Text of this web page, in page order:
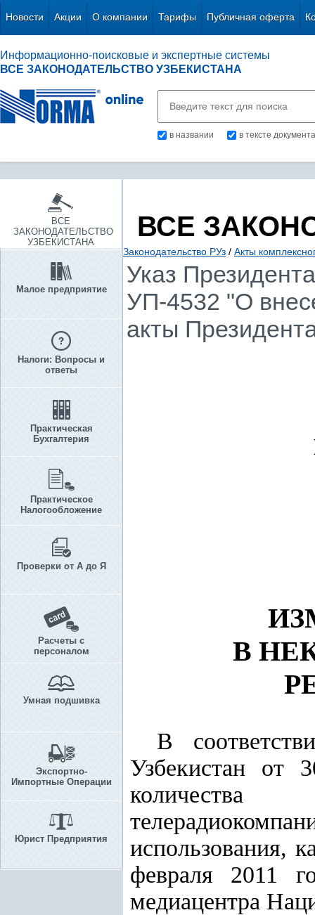
Новости Акции О компании Тарифы Публичная оферта
Информационно-поисковые и экспертные системы
ВСЕ ЗАКОНОДАТЕЛЬСТВО УЗБЕКИСТАНА
в названии в тексте документа
ВСЕ
ЗАКОНОДАТЕЛЬСТВО
УЗБЕКИСТАНА
Малое предприятие
Налоги: Вопросы и
ответы
Практическая
Бухгалтерия
Практическое
Налогообложение
Проверки от А до Я
Расчеты с
персоналом
Умная подшивка
Экспортно-
Импортные Операции
Юрист Предприятия
ВСЕ
Законодательство РУз / Акты
Указ
УП-4532 "О
акты
В
В
Узбекистан
количества
использования,
февраля 2011
медиацентра